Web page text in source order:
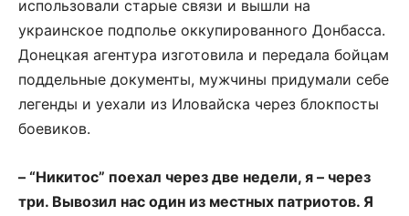
использовали старые связи и вышли на
украинское подполье оккупированного Донбасса.
Донецкая агентура изготовила и передала бойцам
поддельные документы, мужчины придумали себе
легенды и уехали из Иловайска через блокпосты
боевиков.
– “Никитос” поехал через две недели, я – через
три. Вывозил нас один из местных патриотов. Я